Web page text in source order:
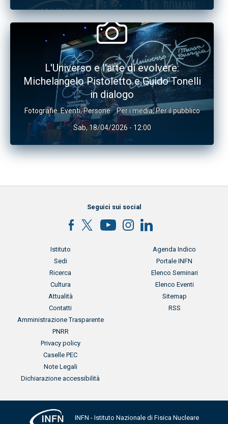
L'Universo e l'arte di evolvere:
Michelangelo Pistoletto e Guido Tonelli
in dialogo
Fotografie Eventi,Persone Per i media,Per il pubblico
Sab, 18/04/2026 - 12:00
Seguici sui social
Menu footer
Istituto
Sedi
Ricerca
Cultura
Attualità
Contatti
Menu footer 2
Agenda Indico
Portale INFN
Elenco Seminari
Elenco Eventi
Sitemap
RSS
Menu footer 3
Amministrazione Trasparente
PNRR
Privacy policy
Caselle PEC
Note Legali
Dichiarazione accessibilità
INFN - Istituto Nazionale di Fisica Nucleare